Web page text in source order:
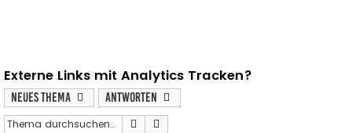
Externe Links mit Analytics Tracken?
Neues Thema
Antworten
Suche